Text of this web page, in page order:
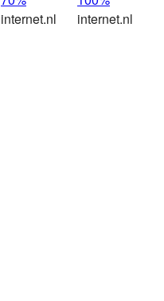
internet.nl
internet.nl